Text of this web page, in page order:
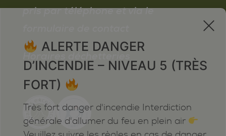
pris par téléphone et via le
Horaires déchetteries
x
ALERTE DANGER
D’INCENDIE – NIVEAU 5 (TRÈS
FORT)
Très fort danger d'incendie Interdiction
générale d'allumer du feu en plein air